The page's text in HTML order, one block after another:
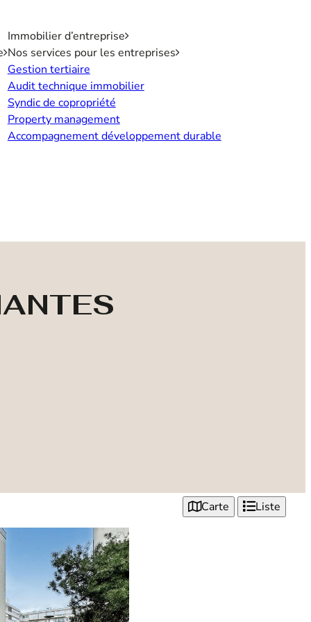
Immobilier d’entreprise
Nos services pour les entreprises
Gestion tertiaire
Audit technique immobilier
Syndic de copropriété
Property management
Accompagnement développement durable
Carte Liste